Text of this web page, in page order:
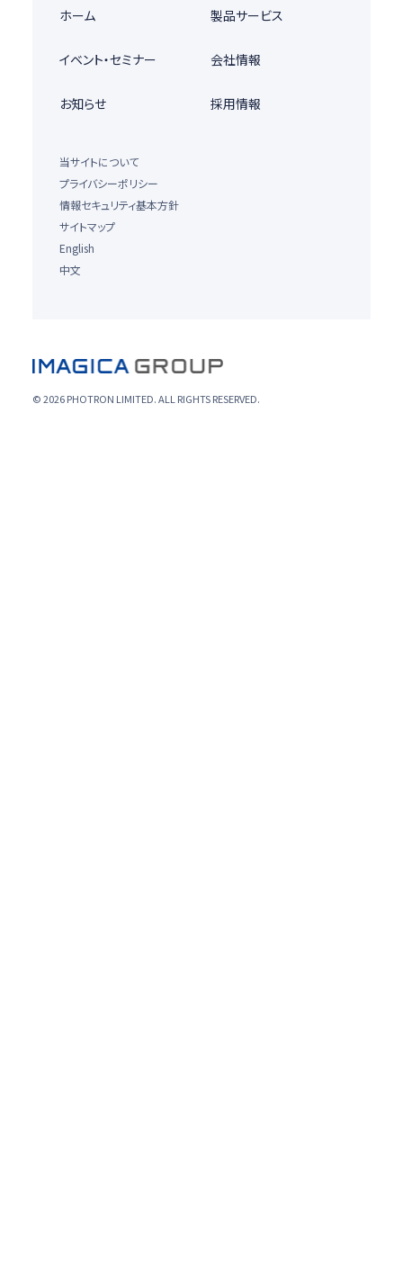
ホーム 製品サービス
イベント・セミナー 会社情報
お知らせ 採用情報
当サイトについて
プライバシーポリシー
情報セキュリティ基本方針
サイトマップ
English
中文
© 2026 PHOTRON LIMITED. ALL RIGHTS RESERVED.